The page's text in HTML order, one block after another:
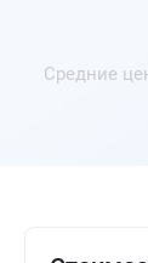
Средние